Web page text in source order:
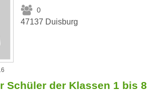
0
47137 Duisburg
Schüler der Klassen 1 bis 8